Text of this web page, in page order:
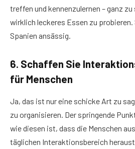
treffen und kennenzulernen – ganz
wirklich leckeres Essen zu
Spanien ansässig.
6. Schaffen Sie
für Menschen
Ja, das ist nur eine schicke Art zu
zu organisieren. Der springende
wie diesen ist, dass die Menschen
täglichen Interaktionsbereich